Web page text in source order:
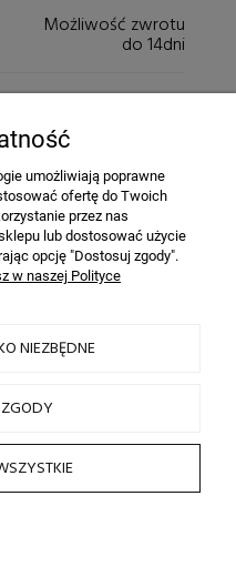
Możliwość zwrotu
do 14dni
dzięki szyfrowaniu SSL
umożliwiają poprawne
ofertę do Twoich
przez nas
lub dostosować użycie
opcję "Dostosuj zgody".
w naszej Polityce
NIEZBĘDNE